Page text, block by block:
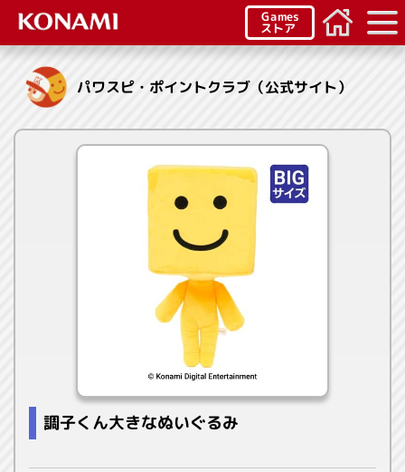
Games
ストア
パワスピ・ポイントクラブ（公式サイト）
調子くん大きなぬいぐるみ